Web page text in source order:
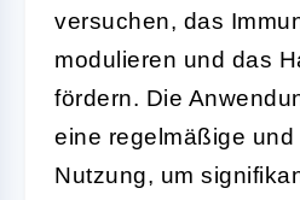
versuchen, das
modulieren und das
fördern. Die
eine regelmäßige und
Nutzung, um